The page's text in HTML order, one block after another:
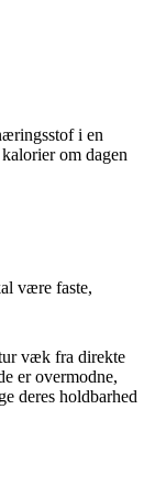
i en
om dagen
være faste,
væk fra direkte
er overmodne,
deres holdbarhed